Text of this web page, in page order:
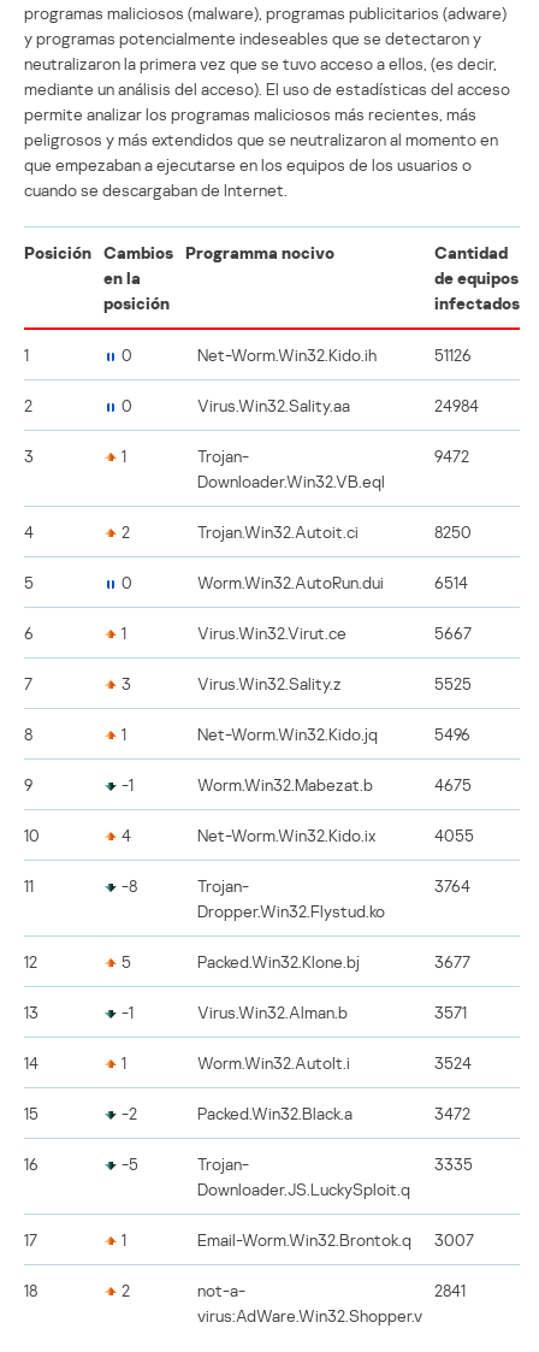
programas maliciosos (malware), programas publicitarios (adware)
y programas potencialmente indeseables que se detectaron y
neutralizaron la primera vez que se tuvo acceso a ellos, (es decir,
mediante un análisis del acceso). El uso de estadísticas del acceso
permite analizar los programas maliciosos más recientes, más
peligrosos y más extendidos que se neutralizaron al momento en
que empezaban a ejecutarse en los equipos de los usuarios o
cuando se descargaban de Internet.
Posición Cambios
en la
posición
Programma nocivo
Cantidad
de equipos
infectados
1 0 Net-Worm.Win32.Kido.ih 51126
2 0 Virus.Win32.Sality.aa 24984
3 1
Trojan-
Downloader.Win32.VB.eql
9472
4 2 Trojan.Win32.Autoit.ci 8250
5 0 Worm.Win32.AutoRun.dui 6514
6 1 Virus.Win32.Virut.ce 5667
7 3 Virus.Win32.Sality.z 5525
8 1 Net-Worm.Win32.Kido.jq 5496
9 -1 Worm.Win32.Mabezat.b 4675
10 4 Net-Worm.Win32.Kido.ix 4055
11 -8
Trojan-
Dropper.Win32.Flystud.ko
3764
12 5 Packed.Win32.Klone.bj 3677
13 -1 Virus.Win32.Alman.b 3571
14 1 Worm.Win32.AutoIt.i 3524
15 -2 Packed.Win32.Black.a 3472
16 -5
Trojan-
Downloader.JS.LuckySploit.q
3335
17 1 Email-Worm.Win32.Brontok.q 3007
18 2
not-a-
virus:AdWare.Win32.Shopper.v
2841